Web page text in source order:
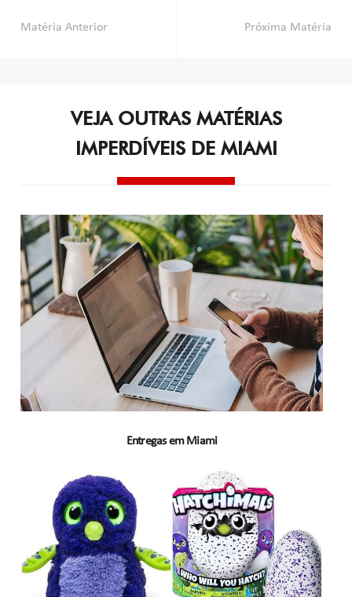
Navegação
Matéria Anterior Próxima Matéria
VEJA OUTRAS MATÉRIAS
IMPERDÍVEIS DE MIAMI
Entregas em Miami